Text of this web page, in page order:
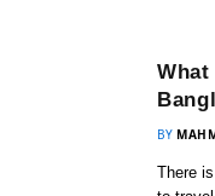
What
BY
There